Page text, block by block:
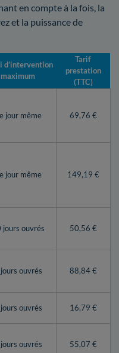
en compte à la fois, la
et la puissance de
d’intervention
maximum
Tarif
prestation
(TTC)
jour même 69,76 €
jour même 149,19 €
jours ouvrés 50,56 €
ouvrés 88,84 €
ouvrés 16,79 €
ouvrés 55,07 €